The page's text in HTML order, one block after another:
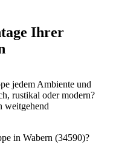
Ihrer
jedem Ambiente und
rustikal oder modern?
weitgehend
in Wabern (34590)?